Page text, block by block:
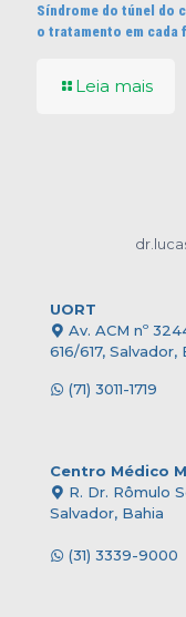
Síndrome do túnel do
o tratamento em cada
Leia mais
UORT
Av. ACM nº
616/617, Salvador,
(71) 3011-1719
Centro Médico
R. Dr. Rômulo
Salvador, Bahia
(31) 3339-9000